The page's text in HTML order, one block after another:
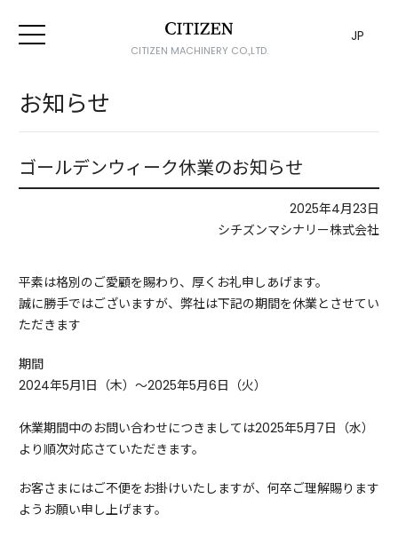
CITIZEN MACHINERY CO.,LTD.
JP
お知らせ
ゴールデンウィーク休業のお知らせ
2025年4月23日
シチズンマシナリー株式会社
平素は格別のご愛顧を賜わり、厚くお礼申しあげます。
誠に勝手ではございますが、弊社は下記の期間を休業とさせてい
ただきます
期間
2024年5月1日（木）～2025年5月6日（火）
休業期間中のお問い合わせにつきましては2025年5月7日（水）
より順次対応さていただきます。
お客さまにはご不便をお掛けいたしますが、何卒ご理解賜ります
ようお願い申し上げます。